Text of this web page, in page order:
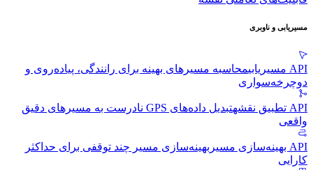
مسیریابی و ناوبری
API مسیریابی
محاسبه مسیرهای بهینه برای رانندگی، پیاده‌روی و
دوچرخه‌سواری
API تطبیق نقشه
تبدیل داده‌های GPS نادرست به مسیرهای دقیق
واقعی
API بهینه‌سازی مسیر
بهینه‌سازی مسیر چند توقفی برای حداکثر
کارایی